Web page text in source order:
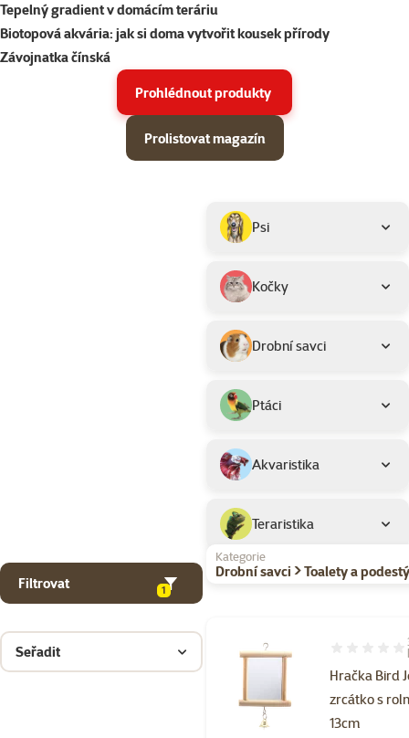
Tepelný gradient v domácím teráriu
Biotopová akvária: jak si doma vytvořit kousek přírody
Závojnatka čínská
Prohlédnout produkty
Prolistovat magazín
Podkategorie
Psi
Kočky
Drobní savci
Ptáci
Akvaristika
Teraristika
Filtrovat 1
Kategorie
Drobní savci > Toalety a
Seřadit
Hračka Bird
zrcátko s
13cm
Hodnocení